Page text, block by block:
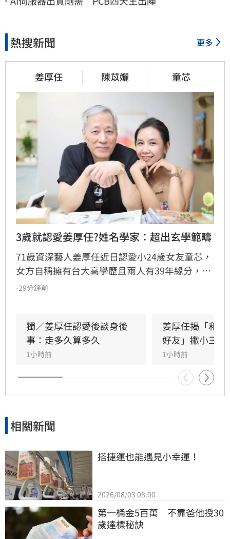
熱搜新聞 更多
姜厚任 陳苡孋 童芯
3歲就認愛姜厚任?姓名學家：超出玄學範疇
71歲資深藝人姜厚任近日認愛小24歲女友童芯，
女方自稱擁有台大高學歷且兩人有39年緣分，引
發熱議。隨後女方過往背景遭網友起底，包括多
恐有違反姓名條例疑慮，且其自稱三歲即認定對
方為老公的說法邏輯矛盾。吳睿穎直言，這段戀
情的人設背景過於離奇，已完全超出玄學範疇，
引發各界對女方真實動機的廣泛討論，這段戀情
也因此成為近期演藝圈備受矚目的焦點話題。
-29分鐘前
獨／姜厚任認愛後談身後
事：走多久算多久
1小時前
姜厚任揭「和
好友」撇小三傳
1小時前
相關新聞
搭捷運也能遇見小幸運！
2026/08/03 08:00
第一桶金5百萬　不靠爸他授30
歲達標秘訣